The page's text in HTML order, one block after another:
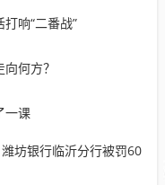
响“二番战”
何方？
一课
坊银行临沂分行被罚60